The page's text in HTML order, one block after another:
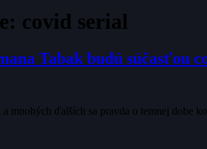
covid serial
Tabak budú súčasťou
mnohých ďalších sa pravda o temnej dobe